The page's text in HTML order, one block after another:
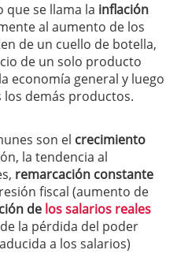
que se llama la inflación
al aumento de los
de un cuello de botella,
de un solo producto
economía general y luego
los demás productos.
son el crecimiento
la tendencia al
remarcación constante
fiscal (aumento de
de los salarios reales
la pérdida del poder
a los salarios)